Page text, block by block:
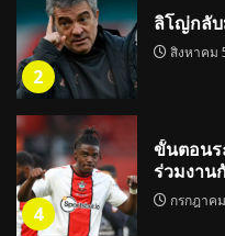
2
ลิโญ่กลับ
สิงหาคม
4
ขั้นตอนร
ร่วมงาน
กรกฎาค